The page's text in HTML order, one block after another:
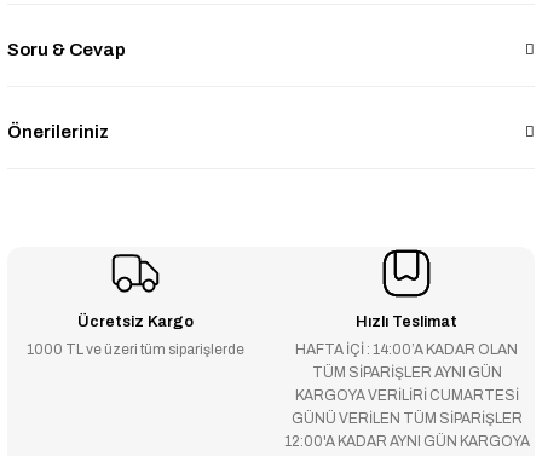
Soru & Cevap
Önerileriniz
Ücretsiz Kargo
1000 TL ve üzeri tüm siparişlerde
Hızlı Teslimat
HAFTA İÇİ : 14:00’A KADAR OLAN
TÜM SİPARİŞLER AYNI GÜN
KARGOYA VERİLİRİ CUMARTESİ
GÜNÜ VERİLEN TÜM SİPARİŞLER
12:00'A KADAR AYNI GÜN KARGOYA